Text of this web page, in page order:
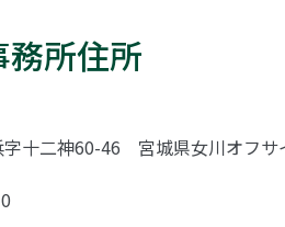
所住所
字十二神60-46 宮城県女川オフサ